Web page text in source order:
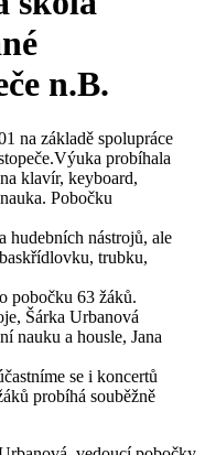
n.B.
na základě spolupráce
probíhala
klavír, keyboard,
Pobočku
hudebních nástrojů, ale
trubku,
pobočku 63 žáků.
Šárka Urbanová
nauku a housle, Jana
se i koncertů
probíhá souběžně